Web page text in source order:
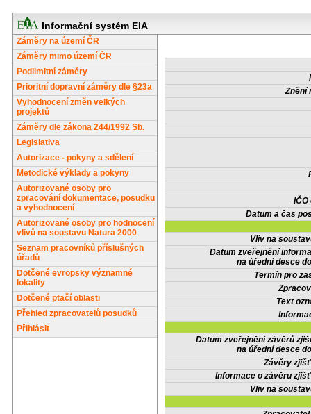
Informační systém EIA
Záměry na území ČR
Záměry mimo území ČR
Podlimitní záměry
Prioritní dopravní záměry dle §23a
Vyhodnocení změn velkých
projektů
Záměry dle zákona 244/1992 Sb.
Legislativa
Autorizace - pokyny a sdělení
Metodické výklady a pokyny
Autorizované osoby pro
zpracování dokumentace, posudku
a vyhodnocení
Autorizované osoby pro hodnocení
vlivů na soustavu Natura 2000
Seznam pracovníků příslušných
úřadů
Dotčené evropsky významné
lokality
Dotčené ptačí oblasti
Přehled zpracovatelů posudků
Přihlásit
Znění
IČO
Datum a čas
Vliv na
Datum zveřejnění
na úřední desce
Termín pro
Text
Datum zveřejnění závěrů
na úřední desce
Závěry
Informace o závěru
Vliv na